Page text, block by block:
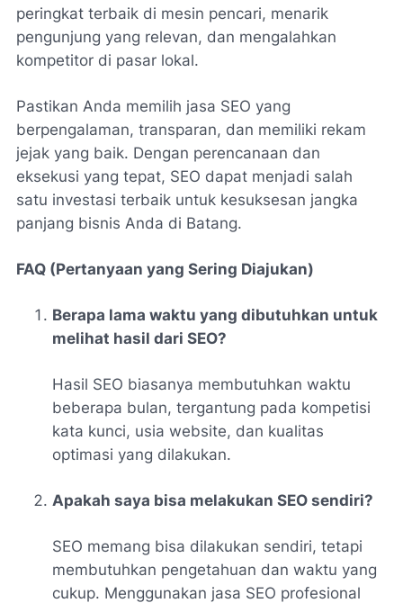
peringkat terbaik di mesin pencari, menarik
pengunjung yang relevan, dan mengalahkan
kompetitor di pasar lokal.
Pastikan Anda memilih jasa SEO yang
berpengalaman, transparan, dan memiliki rekam
jejak yang baik. Dengan perencanaan dan
eksekusi yang tepat, SEO dapat menjadi salah
satu investasi terbaik untuk kesuksesan jangka
panjang bisnis Anda di Batang.
FAQ (Pertanyaan yang Sering Diajukan)
Berapa lama waktu yang dibutuhkan untuk
melihat hasil dari SEO?
Hasil SEO biasanya membutuhkan waktu
beberapa bulan, tergantung pada kompetisi
kata kunci, usia website, dan kualitas
optimasi yang dilakukan.
Apakah saya bisa melakukan SEO sendiri?
SEO memang bisa dilakukan sendiri, tetapi
membutuhkan pengetahuan dan waktu yang
cukup. Menggunakan jasa SEO profesional